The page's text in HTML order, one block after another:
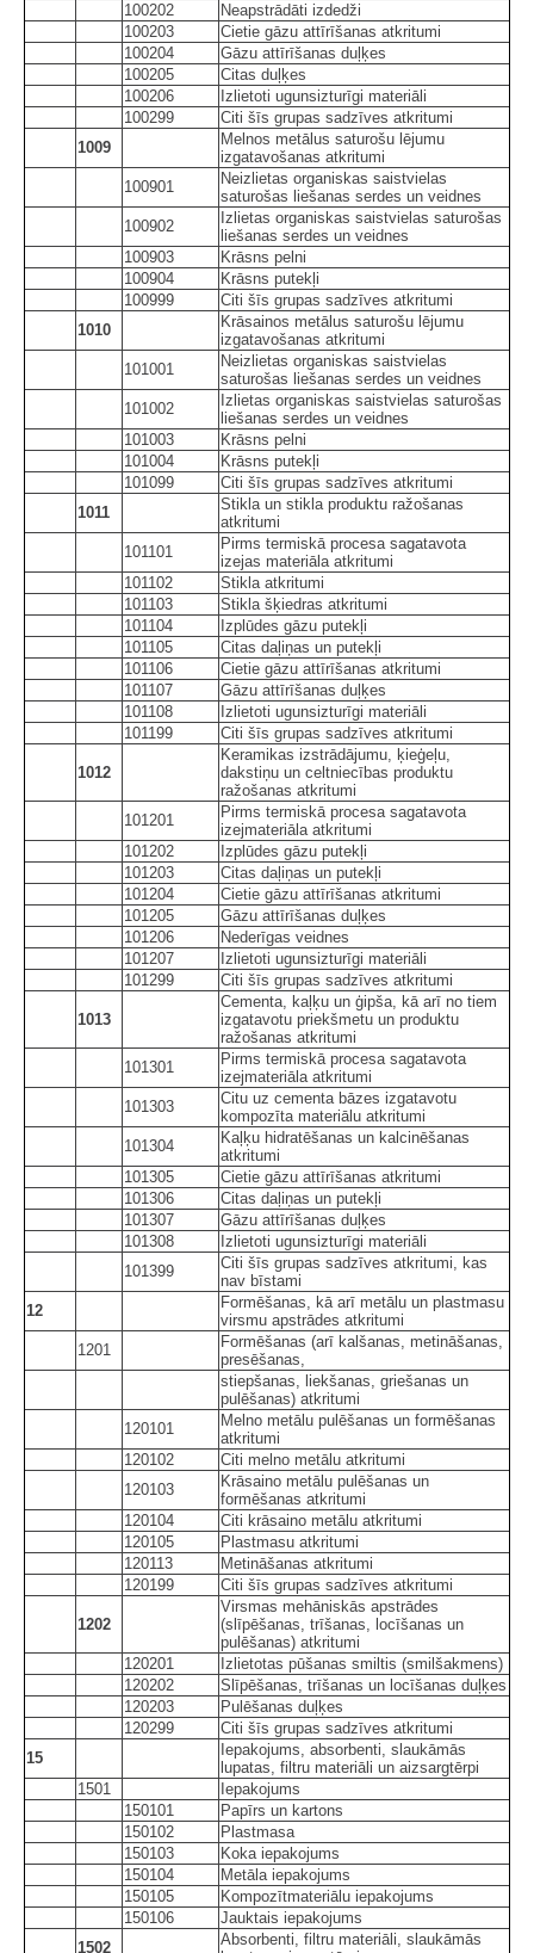
100202
Neapstrādāti izdedži
100203
Cietie gāzu attīrīšanas atkritumi
100204
Gāzu attīrīšanas duļķes
100205
Citas duļķes
100206
Izlietoti ugunsizturīgi materiāli
100299
Citi šīs grupas sadzīves atkritumi
1009
Melnos metālus saturošu lējumu
izgatavošanas atkritumi
100901
Neizlietas organiskas saistvielas
saturošas liešanas serdes un veidnes
100902
Izlietas organiskas saistvielas saturošas
liešanas serdes un veidnes
100903
Krāsns pelni
100904
Krāsns putekļi
100999
Citi šīs grupas sadzīves atkritumi
1010
Krāsainos metālus saturošu lējumu
izgatavošanas atkritumi
101001
Neizlietas organiskas saistvielas
saturošas liešanas serdes un veidnes
101002
Izlietas organiskas saistvielas saturošas
liešanas serdes un veidnes
101003
Krāsns pelni
101004
Krāsns putekļi
101099
Citi šīs grupas sadzīves atkritumi
1011
Stikla un stikla produktu ražošanas
atkritumi
101101
Pirms termiskā procesa sagatavota
izejas materiāla atkritumi
101102
Stikla atkritumi
101103
Stikla šķiedras atkritumi
101104
Izplūdes gāzu putekļi
101105
Citas daļiņas un putekļi
101106
Cietie gāzu attīrīšanas atkritumi
101107
Gāzu attīrīšanas duļķes
101108
Izlietoti ugunsizturīgi materiāli
101199
Citi šīs grupas sadzīves atkritumi
1012
Keramikas izstrādājumu, ķieģeļu,
dakstiņu un celtniecības produktu
ražošanas atkritumi
101201
Pirms termiskā procesa sagatavota
izejmateriāla atkritumi
101202
Izplūdes gāzu putekļi
101203
Citas daļiņas un putekļi
101204
Cietie gāzu attīrīšanas atkritumi
101205
Gāzu attīrīšanas duļķes
101206
Nederīgas veidnes
101207
Izlietoti ugunsizturīgi materiāli
101299
Citi šīs grupas sadzīves atkritumi
1013
Cementa, kaļķu un ģipša, kā arī no tiem
izgatavotu priekšmetu un produktu
ražošanas atkritumi
101301
Pirms termiskā procesa sagatavota
izejmateriāla atkritumi
101303
Citu uz cementa bāzes izgatavotu
kompozīta materiālu atkritumi
101304
Kaļķu hidratēšanas un kalcinēšanas
atkritumi
101305
Cietie gāzu attīrīšanas atkritumi
101306
Citas daļiņas un putekļi
101307
Gāzu attīrīšanas duļķes
101308
Izlietoti ugunsizturīgi materiāli
101399
Citi šīs grupas sadzīves atkritumi, kas
nav bīstami
12
Formēšanas, kā arī metālu un plastmasu
virsmu apstrādes atkritumi
1201
Formēšanas (arī kalšanas, metināšanas,
presēšanas,
stiepšanas, liekšanas, griešanas un
pulēšanas) atkritumi
120101
Melno metālu pulēšanas un formēšanas
atkritumi
120102
Citi melno metālu atkritumi
120103
Krāsaino metālu pulēšanas un
formēšanas atkritumi
120104
Citi krāsaino metālu atkritumi
120105
Plastmasu atkritumi
120113
Metināšanas atkritumi
120199
Citi šīs grupas sadzīves atkritumi
1202
Virsmas mehāniskās apstrādes
(slīpēšanas, trīšanas, locīšanas un
pulēšanas) atkritumi
120201
Izlietotas pūšanas smiltis (smilšakmens)
120202
Slīpēšanas, trīšanas un locīšanas duļķes
120203
Pulēšanas duļķes
120299
Citi šīs grupas sadzīves atkritumi
15
Iepakojums, absorbenti, slaukāmās
lupatas, filtru materiāli un aizsargtērpi
1501
Iepakojums
150101
Papīrs un kartons
150102
Plastmasa
150103
Koka iepakojums
150104
Metāla iepakojums
150105
Kompozītmateriālu iepakojums
150106
Jauktais iepakojums
1502
Absorbenti, filtru materiāli, slaukāmās